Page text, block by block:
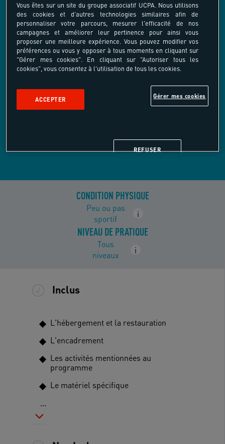
Catamaran Windsurf
Beach Sports
CONDITION PHYSIQUE
Peu ou pas
sportif
i
NIVEAU DE PRATIQUE
Tous
niveaux
i
Inclus
L'hébergement et la restauration
L'encadrement
Les activités mentionnées au
programme
Le matériel spécifique
...
Vous êtes sur un site du groupe associatif UCPA. Nous utilisons
des cookies et d'autres technologies similaires afin de
personnaliser votre parcours, mesurer l'efficacité de nos
campagnes et améliorer leur pertinence pour ainsi vous
proposer une meilleure expérience. Vous pouvez modifier vos
préférences ou vous y opposer à tous moments en cliquant sur
"Gérer mes cookies". En cliquant sur "Autoriser tous les
cookies", vous consentez à l'utilisation de tous les cookies.
Gérer mes cookies
REFUSER
ACCEPTER